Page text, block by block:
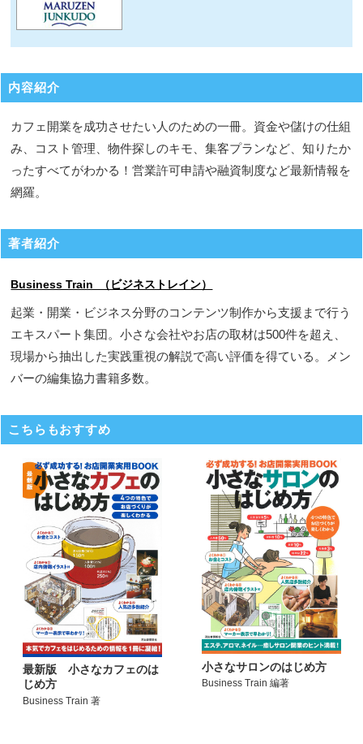
内容紹介
カフェ開業を成功させたい人のための一冊。資金や儲けの仕組
み、コスト管理、物件探しのキモ、集客プランなど、知りたか
ったすべてがわかる！営業許可申請や融資制度など最新情報を
網羅。
著者紹介
Business Train （ビジネストレイン）
起業・開業・ビジネス分野のコンテンツ制作から支援まで行う
エキスパート集団。小さな会社やお店の取材は500件を超え、
現場から抽出した実践重視の解説で高い評価を得ている。メン
バーの編集協力書籍多数。
こちらもおすすめ
最新版 小さなカフェのは
じめ方
Business Train 著
小さなサロンのはじめ方
Business Train 編著